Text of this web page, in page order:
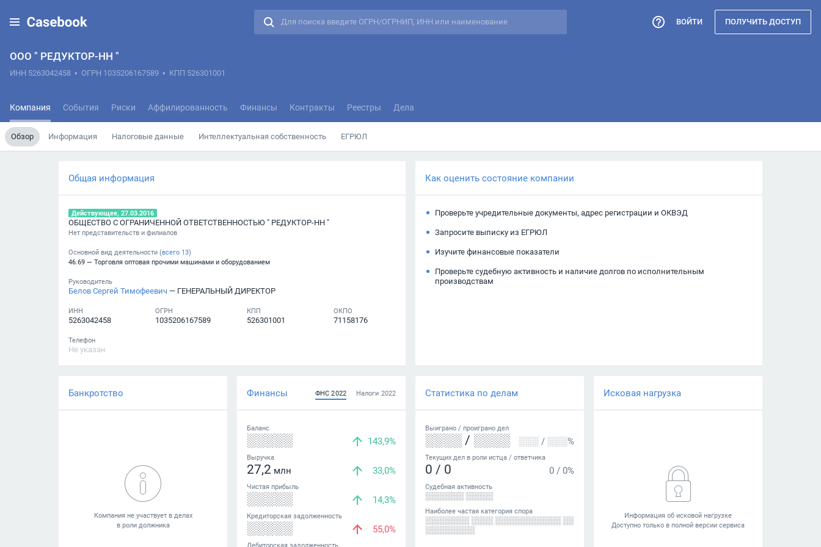
ООО " РЕДУКТОР-НН "
ИНН 5263042458 • ОГРН 1035206167589 • КПП 526301001
Компания События Риски Аффилированность Финансы Контракты Реестры Дела
Обзор Информация Налоговые данные Интеллектуальная собственность ЕГРЮЛ
ВОЙТИ ПОЛУЧИТЬ ДОСТУП
Общая информация
Действующее, 27.03.2016
ОБЩЕСТВО С ОГРАНИЧЕННОЙ ОТВЕТСТВЕННОСТЬЮ " РЕДУКТОР-НН "
Нет представительств и филиалов
Основной вид деятельности (всего 13)
46.69 — Торговля оптовая прочими машинами и оборудованием
Руководитель
Белов Сергей Тимофеевич — ГЕНЕРАЛЬНЫЙ ДИРЕКТОР
ИНН
5263042458
ОГРН
1035206167589
КПП
526301001
ОКПО
71158176
Телефон
Не указан
Как оценить состояние компании
Проверьте учредительные документы, адрес регистрации и ОКВЭД
Запросите выписку из ЕГРЮЛ
Изучите финансовые показатели
Проверьте судебную активность и наличие долгов по исполнительным
производствам
Банкротство Финансы ФНС 2022 Налоги 2022
Баланс
░░░░░ 143,9%
Выручка
27,2 млн 33,0%
Чистая прибыль
░░░░░ 14,3%
Кредиторская задолженность
░░░░░ 55,0%
Дебиторская задолженность
Статистика по делам
Выиграно / проиграно дел
░░░░ / ░░░░ ░░░ / ░░░%
Текущих дел в роли истца / ответчика
0 / 0 0 / 0%
Судебная активность
░░░░░░░ ░░░░░
Наиболее частая категория спора
░░░░░░░░ ░░░░ ░░░░░░░░░░░░ ░░
░░░░░░░░░
Исковая нагрузка